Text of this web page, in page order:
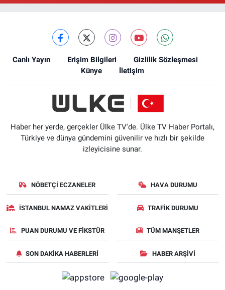
0 (212) 640 11 57 Yol Tarifi Al
Canlı Yayın Erişim Bilgileri
Gizlilik Sözleşmesi
Künye
İletişim
Haber her yerde, gerçekler Ülke TV'de. Ülke TV Haber Portalı,
Türkiye ve dünya gündemini güvenilir ve hızlı bir şekilde
izleyicisine sunar.
NÖBETÇI ECZANELER HAVA DURUMU
İSTANBUL NAMAZ VAKITLERI TRAFIK DURUMU
PUAN DURUMU VE FIKSTÜR TÜM MANŞETLER
SON DAKIKA HABERLERI HABER ARŞIVI